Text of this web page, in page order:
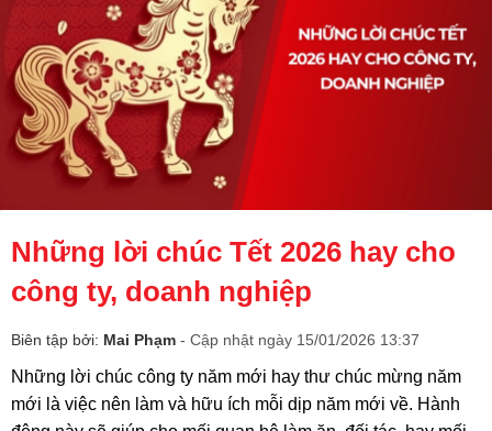
Những lời chúc Tết 2026 hay cho
công ty, doanh nghiệp
Biên tập bởi: Mai Phạm - Cập nhật ngày 15/01/2026 13:37
Những lời chúc công ty năm mới hay thư chúc mừng năm
mới là việc nên làm và hữu ích mỗi dịp năm mới về. Hành